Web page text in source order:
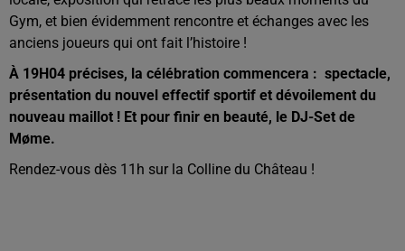
Gym, et bien évidemment rencontre et échanges avec les
anciens joueurs qui ont fait l’histoire !
À 19H04 précises, la célébration commencera : spectacle,
présentation du nouvel effectif sportif et dévoilement du
nouveau maillot ! Et pour finir en beauté, le DJ-Set de
Møme.
Rendez-vous dès 11h sur la Colline du Château !